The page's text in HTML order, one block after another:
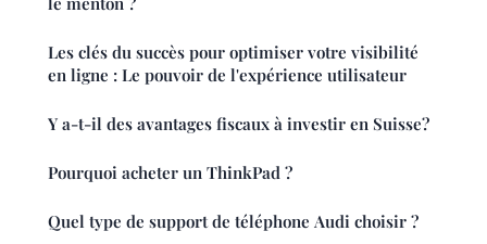
Les clés du succès pour optimiser votre visibilité
en ligne : Le pouvoir de l'expérience utilisateur
Y a-t-il des avantages fiscaux à investir en Suisse?
Pourquoi acheter un ThinkPad ?
Quel type de support de téléphone Audi choisir ?